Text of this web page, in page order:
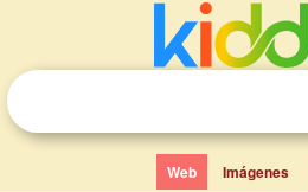
Web Imágenes